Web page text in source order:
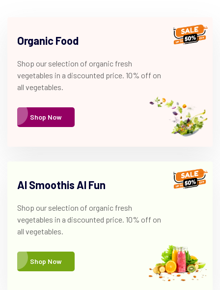
Organic Food
Shop our selection of organic fresh
vegetables in a discounted price. 10% off on
all vegetables.
Shop Now
Al Smoothis Al Fun
Shop our selection of organic fresh
vegetables in a discounted price. 10% off on
all vegetables.
Shop Now